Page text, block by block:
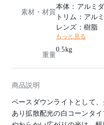
素材・材質
本体：アルミ
トリム：アル
レンズ：樹脂
もっと見る
重量
0.5kg
商品説明
ベースダウンライトとして
あり拡散配光の白コーンタイ